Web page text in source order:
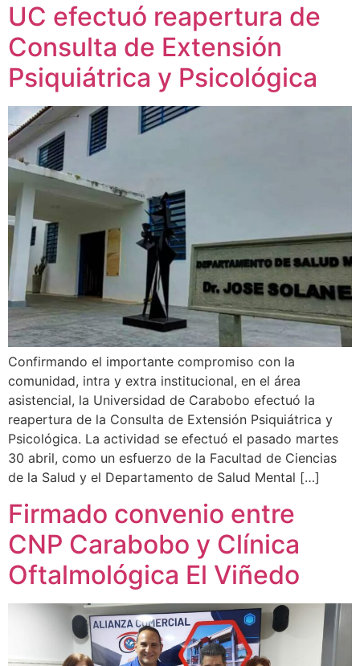
UC efectuó reapertura de
Consulta de Extensión
Psiquiátrica y Psicológica
Confirmando el importante compromiso con la
comunidad, intra y extra institucional, en el área
asistencial, la Universidad de Carabobo efectuó la
reapertura de la Consulta de Extensión Psiquiátrica y
Psicológica. La actividad se efectuó el pasado martes
30 abril, como un esfuerzo de la Facultad de Ciencias
de la Salud y el Departamento de Salud Mental […]
Firmado convenio entre
CNP Carabobo y Clínica
Oftalmológica El Viñedo